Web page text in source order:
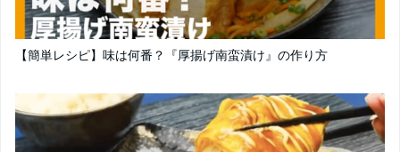
【簡単レシピ】味は何番？『厚揚げ南蛮漬け』の作り方